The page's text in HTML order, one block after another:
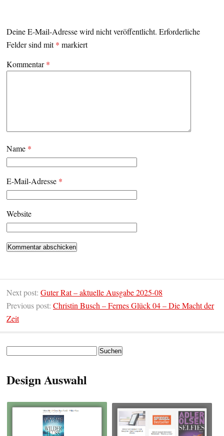
Deine E-Mail-Adresse wird nicht veröffentlicht. Erforderliche
Felder sind mit* markiert
Kommentar*
Name *
E-Mail-Adresse *
Website
Next post: Guter Rat – aktuelle Ausgabe 2025-08
Previous post: Christin Busch – Fernes Glück 04 – Die Macht der
Zeit
Design Auswahl